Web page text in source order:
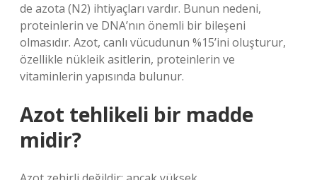
de azota (N2) ihtiyaçları vardır. Bunun nedeni,
proteinlerin ve DNA’nın önemli bir bileşeni
olmasıdır. Azot, canlı vücudunun %15’ini oluşturur,
özellikle nükleik asitlerin, proteinlerin ve
vitaminlerin yapısında bulunur.
Azot tehlikeli bir madde
midir?